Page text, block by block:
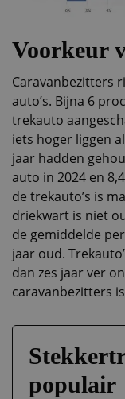
Voorkeur
Caravanbezitters
auto’s. Bijna 6
trekauto
iets hoger liggen
jaar hadden
auto in 2024 en
de trekauto’s is
driekwart is niet
de gemiddelde
jaar oud.
dan zes jaar ver
caravanbezitters
populair